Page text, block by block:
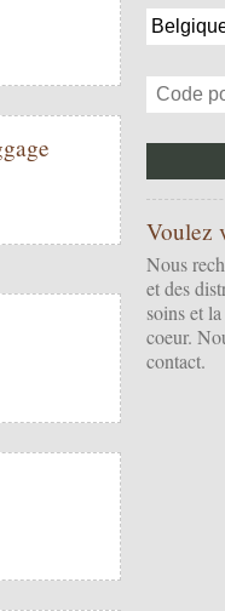
Voulez
Nous
et des
soins et
coeur.
contact.